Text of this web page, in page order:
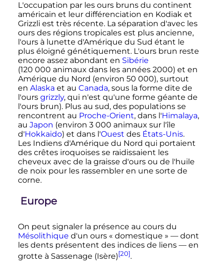
L'occupation par les ours bruns du continent
américain et leur différenciation en Kodiak et
Grizzli est très récente. La séparation d'avec les
ours des régions tropicales est plus ancienne,
l'ours à lunette d'Amérique du Sud étant le
plus éloigné génétiquement. L'ours brun reste
encore assez abondant en Sibérie
(120 000 animaux dans les années 2000) et en
Amérique du Nord (environ 50 000), surtout
en Alaska et au Canada, sous la forme dite de
l'ours grizzly, qui n'est qu'une forme géante de
l'ours brun). Plus au sud, des populations se
rencontrent au Proche-Orient, dans l'Himalaya,
au Japon (environ 3 000 animaux sur l'île
d'Hokkaido) et dans l'Ouest des États-Unis.
Les Indiens d'Amérique du Nord qui portaient
des crêtes iroquoises se raidissaient les
cheveux avec de la graisse d'ours ou de l'huile
de noix pour les rassembler en une sorte de
corne.
Europe
On peut signaler la présence au cours du
Mésolithique d'un ours « domestique » — dont
les dents présentent des indices de liens — en
grotte à Sassenage (Isère)[20].